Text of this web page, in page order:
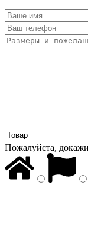
Пожалуйста,